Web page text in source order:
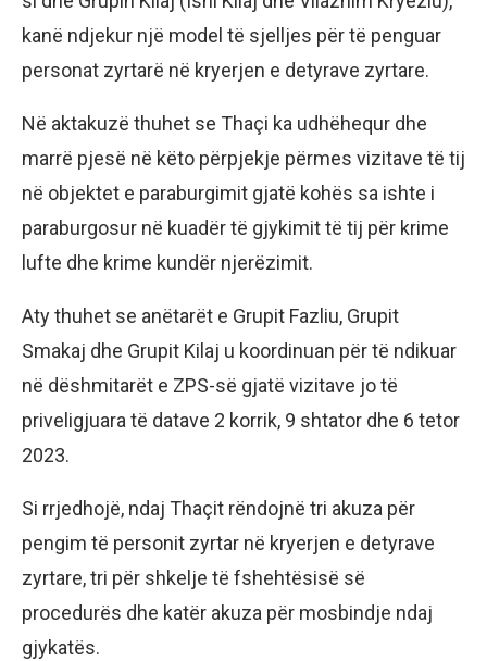
kanë ndjekur një model të sjelljes për të penguar
personat zyrtarë në kryerjen e detyrave zyrtare.
Në aktakuzë thuhet se Thaçi ka udhëhequr dhe
marrë pjesë në këto përpjekje përmes vizitave të tij
në objektet e paraburgimit gjatë kohës sa ishte i
paraburgosur në kuadër të gjykimit të tij për krime
lufte dhe krime kundër njerëzimit.
Aty thuhet se anëtarët e Grupit Fazliu, Grupit
Smakaj dhe Grupit Kilaj u koordinuan për të ndikuar
në dëshmitarët e ZPS-së gjatë vizitave jo të
priveligjuara të datave 2 korrik, 9 shtator dhe 6 tetor
2023.
Si rrjedhojë, ndaj Thaçit rëndojnë tri akuza për
pengim të personit zyrtar në kryerjen e detyrave
zyrtare, tri për shkelje të fshehtësisë së
procedurës dhe katër akuza për mosbindje ndaj
gjykatës.